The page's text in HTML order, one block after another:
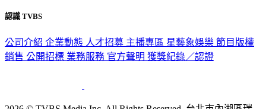
認識 TVBS
公司介紹 企業動態 人才招募 主播專區 星藝象娛樂 節目版權
銷售 公開招標 業務服務 官方聲明 獲獎紀錄／認證